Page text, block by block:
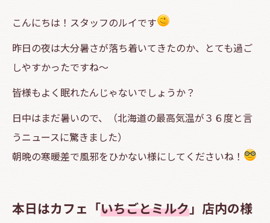
こんにちは！スタッフのルイです
昨日の夜は大分暑さが落ち着いてきたのか、とても過ご
しやすかったですね～
皆様もよく眠れたんじゃないでしょうか？
日中はまだ暑いので、（北海道の最高気温が３６度と言
うニュースに驚きました）
朝晩の寒暖差で風邪をひかない様にしてくださいね！
本日はカフェ「いちごとミルク」店内の様